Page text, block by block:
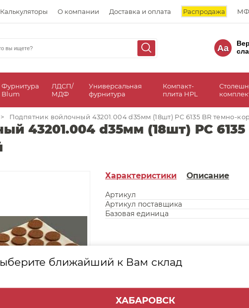
Калькуляторы О компании Доставка и оплата Распродажа
Aa
Фурнитура
Blum
ЛДСП/
МДФ
Универсальная
фурнитура
Компакт-
плита HPL
ближайший к Вам склад
ХАБАРОВСК
> Подпятник войлочный 43201.004 d35мм (18шт) РС 6135 BR темно-
43201.004 d35мм (18шт) РС
Характеристики Описание
Артикул
Артикул поставщика
Базовая единица